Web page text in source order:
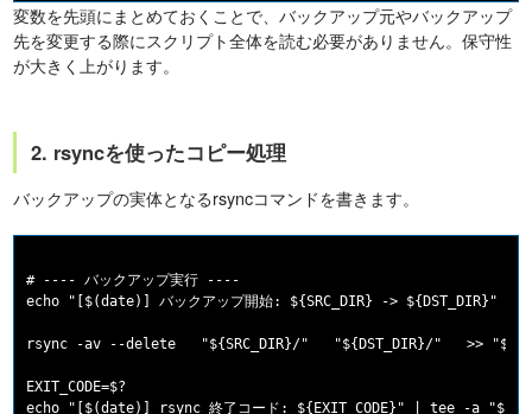
変数を先頭にまとめておくことで、バックアップ元やバックアップ
先を変更する際にスクリプト全体を読む必要がありません。保守性
が大きく上がります。
2. rsyncを使ったコピー処理
バックアップの実体となるrsyncコマンドを書きます。
# ---- バックアップ実行 ----
echo "[$(date)] バックアップ開始: ${SRC_DIR} -> ${DST_DIR}" |
rsync -av --delete   "${SRC_DIR}/"   "${DST_DIR}/"   >>
EXIT_CODE=$?